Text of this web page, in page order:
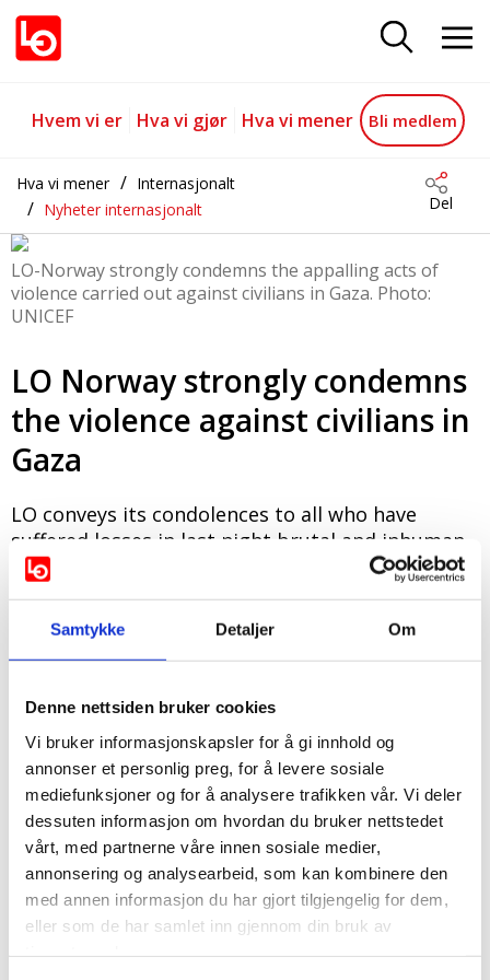
Samtykke Detaljer Om
Denne nettsiden bruker cookies
Vi bruker informasjonskapsler for å gi innhold og
annonser et personlig preg, for å levere sosiale
mediefunksjoner og for å analysere trafikken vår. Vi deler
dessuten informasjon om hvordan du bruker nettstedet
vårt, med partnerne våre innen sosiale medier,
annonsering og analysearbeid, som kan kombinere den
med annen informasjon du har gjort tilgjengelig for dem,
eller som de har samlet inn gjennom din bruk av
LO condemns the attacks
Gå til hovedinnhold
Gå til navigasjon
Hvem vi er Hva vi gjør Hva vi mener Bli medlem
Hva vi mener
Internasjonalt
Nyheter internasjonalt
Del
LO-Norway strongly condemns the appalling acts of
violence carried out against civilians in Gaza. Photo:
UNICEF
LO Norway strongly condemns
the violence against civilians in
Gaza
LO conveys its condolences to all who have
suffered losses in last night brutal and inhuman
attack on the Al-Ahali hospital in Gaza.
LO-Norway strongly condemns the appalling acts of
LO conveys its condolences to all who have suffered
losses in last night brutal and inhuman attack on the
Al-Ahali hospital in Gaza.
Our thoughts go to those who fear for their own lives
and for those of their loved ones.
Targeting civilians in war time is considered as a war
crime, according to International Humanitarian Law
(IHL) and laws of war.